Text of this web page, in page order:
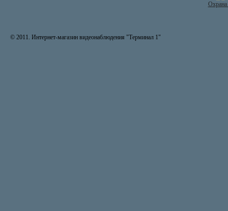
© 2011. Интернет-магазин видеонаблюдения "Терминал 1"